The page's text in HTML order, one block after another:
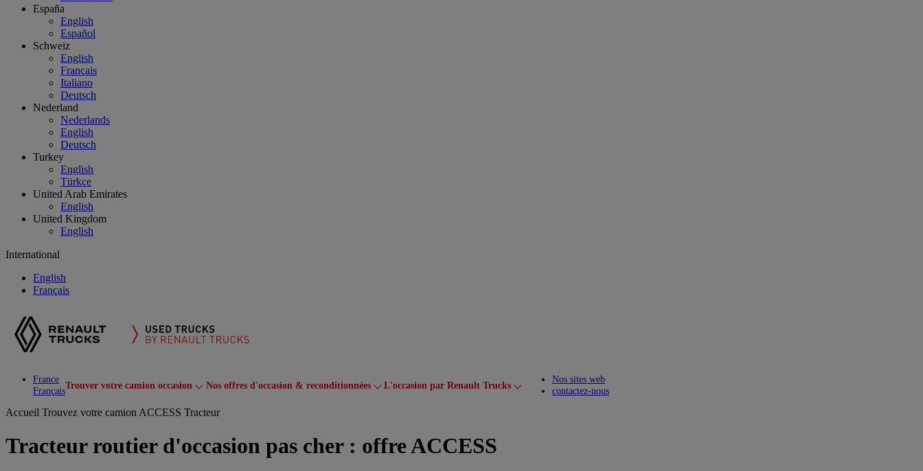
España
English
Español
Schweiz
English
Français
Italiano
Deutsch
Nederland
Nederlands
English
Deutsch
Turkey
English
Türkçe
United Arab Emirates
English
United Kingdom
English
International
English
Français
France
Français
Trouver votre camion occasion Toggle submenu
Nos offres d'occasion & reconditionnées Toggle submenu
L'occasion par Renault Trucks Toggle submenu
Nos sites web
contactez-nous
Accueil Trouvez votre camion ACCESS Tracteur
Tracteur routier d'occasion pas cher : offre ACCESS